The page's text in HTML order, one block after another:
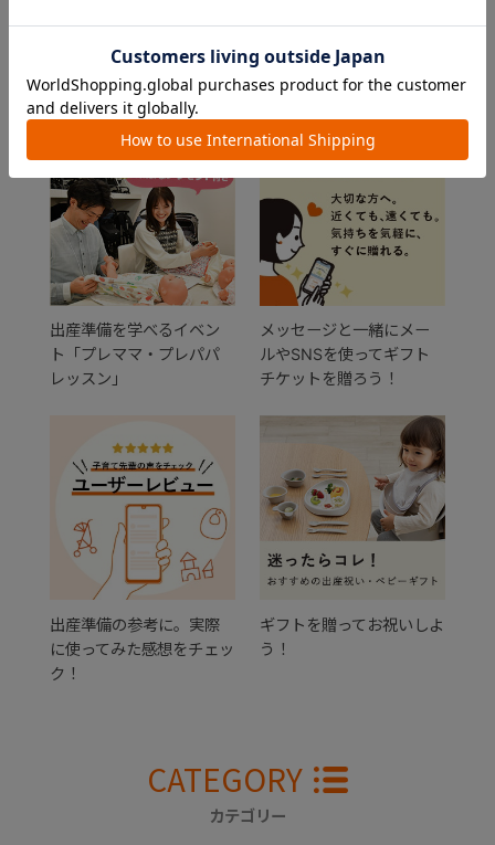
FEATURE
おすすめ特集
出産準備を学べるイベン
ト「プレママ・プレパパ
レッスン」
メッセージと一緒にメー
ルやSNSを使ってギフト
チケットを贈ろう！
出産準備の参考に。実際
に使ってみた感想をチェッ
ク！
ギフトを贈ってお祝いしよ
う！
CATEGORY
カテゴリー